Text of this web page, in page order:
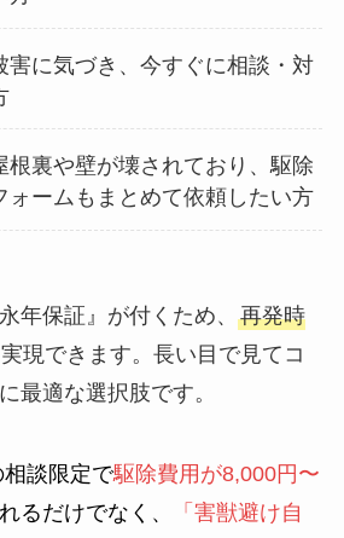
害に気づき、今すぐに相談・対
根裏や壁が壊されており、駆除
ォームもまとめて依頼したい方
年保証』が付くため、 再発時
現できます。長い目で見てコ
最適な選択肢です。
談限定で駆除費用が8,000円〜
るだけでなく、
「害獣避け自